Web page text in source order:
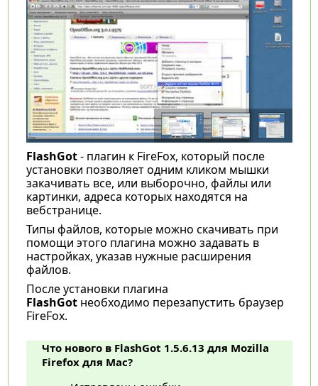
FlashGot- плагин к FireFox, который после
установки позволяет одним кликом мышки
закачивать все, или выборочно, файлы или
картинки, адреса которых находятся на
вебстранице.
Типы файлов, которые можно скачивать при
помощи этого плагина можно задавать в
настройках, указав нужные расширения
файлов.
После установки плагина
FlashGotнеобходимо перезапустить браузер
FireFox.
Что нового в FlashGot 1.5.6.13 для Mozilla
Firefox для Mac?